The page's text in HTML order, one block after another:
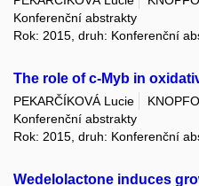
Konferenční abstrakty
Rok: 2015, druh: Konferenční
The role of c-Myb in
PEKARČÍKOVÁ Lucie
Konferenční abstrakty
Rok: 2015, druh: Konferenční
Wedelolactone induces